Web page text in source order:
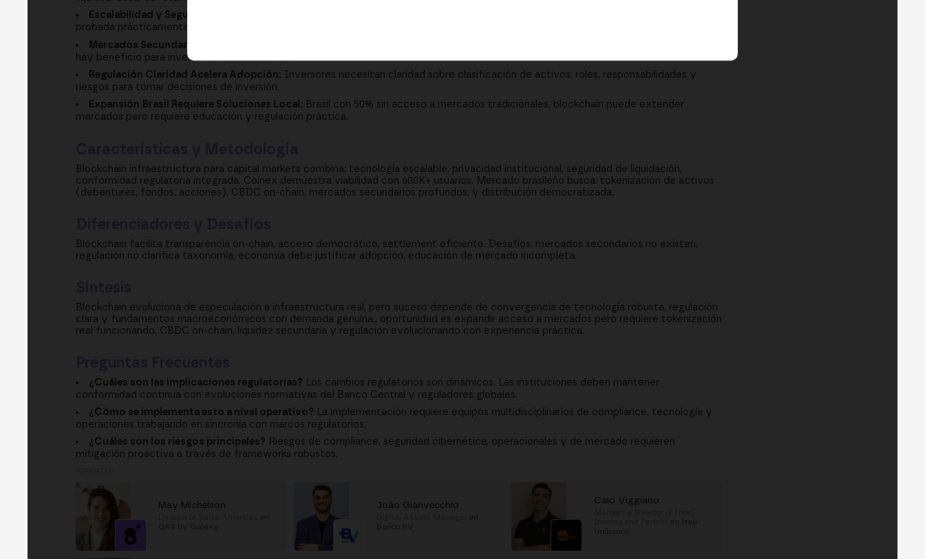
Escalabilidad y Seguridad Requeridos:
probada prácticamente.
Mercados Secundarios Críticos:
hay beneficio para inversores institucionales.
Regulación Claridad Acelera Adopción: Inversores necesitan claridad sobre clasificación de activos, roles, responsabilidades y
riesgos para tomar decisiones de inversión.
Expansión Brasil Requiere Soluciones Local: Brasil con 50% sin acceso a mercados tradicionales, blockchain puede extender
mercados pero requiere educación y regulación práctica.
Blockchain infraestructura para capital markets combina: tecnología escalable, privacidad institucional, seguridad de liquidación,
conformidad regulatoria integrada. Coinex demuestra viabilidad con 600K+ usuarios. Mercado brasileño busca: tokenización de activos
(debentures, fondos, acciones), CBDC on-chain, mercados secundarios profundos, y distribución democratizada.
Blockchain facilita transparencia on-chain, acceso democrático, settlement eficiente. Desafíos: mercados secondarios no existen,
regulación no clarifica taxonomía, economía debe justificar adopción, educación de mercado incompleta.
Blockchain evoluciona de especulación a infraestructura real, pero suceso depende de convergencia de tecnología robusta, regulación
clara y fundamentos macroeconómicos con demanda genuína., oportunidad es expandir acceso a mercados pero requiere tokenización
real funcionando, CBDC on-chain, liquidez secundaria y regulación evolucionando con experiencia práctica.
¿Cuáles son las implicaciones regulatorias? Los cambios regulatorios son dinámicos. Las instituciones deben mantener
conformidad continua con evoluciones normativas del Banco Central y reguladores globales.
¿Cómo se implementa esto a nivel operativo? La implementación requiere equipos multidisciplinarios de compliance, tecnología y
operaciones trabajando en sincronía con marcos regulatorios.
¿Cuáles son los riesgos principales? Riesgos de compliance, seguridad cibernética, operacionales y de mercado requieren
mitigación proactiva a través de frameworks robustos.
May Michelson
GK8 by Galaxy
João Gianvecchio Caio Viggiano
Itaú